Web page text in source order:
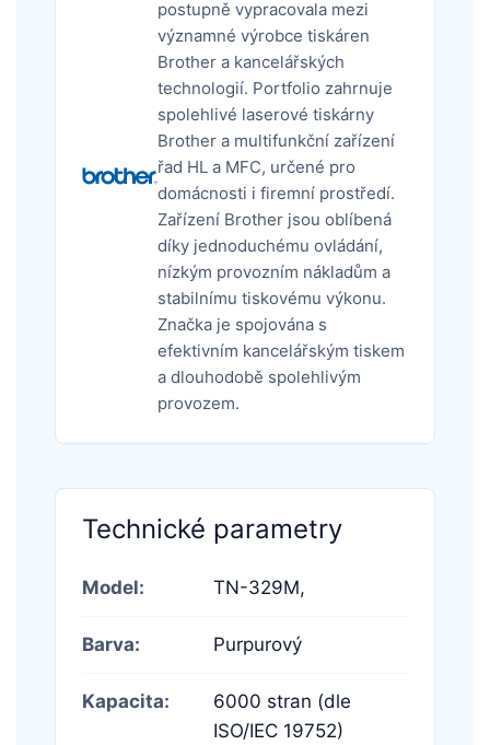
postupně vypracovala mezi
významné výrobce tiskáren
Brother a kancelářských
technologií. Portfolio zahrnuje
spolehlivé laserové tiskárny
Brother a multifunkční zařízení
řad HL a MFC, určené pro
domácnosti i firemní prostředí.
Zařízení Brother jsou oblíbená
díky jednoduchému ovládání,
nízkým provozním nákladům a
stabilnímu tiskovému výkonu.
Značka je spojována s
efektivním kancelářským tiskem
a dlouhodobě spolehlivým
provozem.
Technické parametry
Model: TN-329M,
Barva: Purpurový
Kapacita:
6000 stran (dle
ISO/IEC 19752)